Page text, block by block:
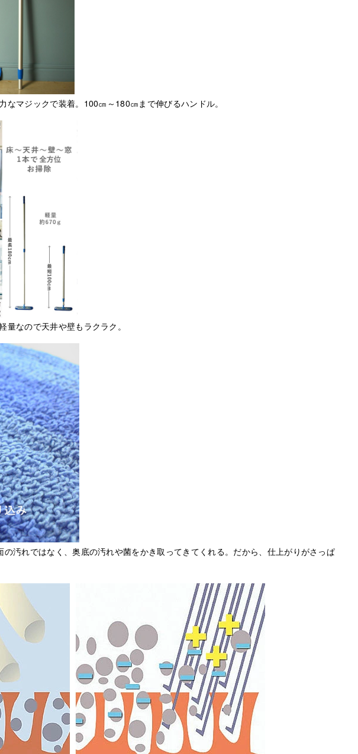
なマジックで装着。100㎝～180㎝まで伸びるハンドル。
量なので天井や壁もラクラク。
汚れではなく、奥底の汚れや菌をかき取ってきてくれる。だから、仕上がりがさっぱ